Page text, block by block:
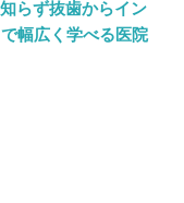
らず抜歯からイン
幅広く学べる医院